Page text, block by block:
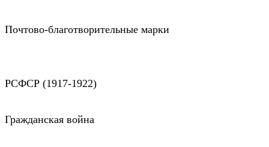
Почтово-благотворительные марки
РСФСР (1917-1922)
Гражданская война